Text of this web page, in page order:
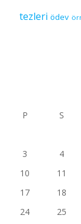
tezleri ödev
P
S
3
4
10
11
17
18
24
25